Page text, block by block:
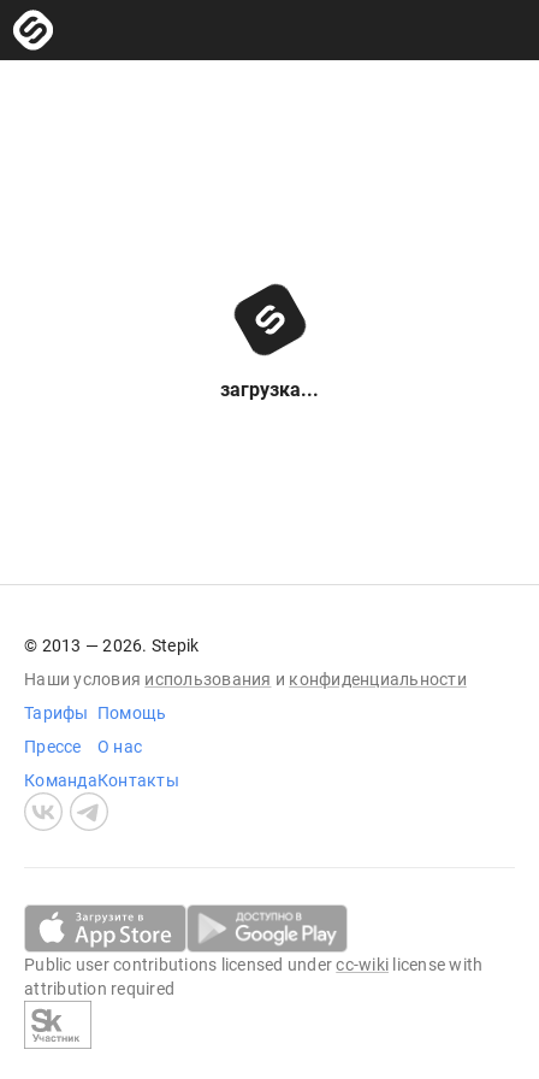
загрузка...
© 2013 — 2026. Stepik
Наши условия использования и конфиденциальности
Тарифы
Прессе
Команда
Помощь
О нас
Контакты
Public user contributions licensed undercc-wiki license with
attribution required